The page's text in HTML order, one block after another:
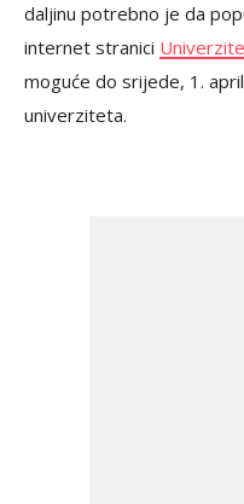
daljinu potrebno je da
internet stranici
moguće do srijede, 1.
univerziteta.